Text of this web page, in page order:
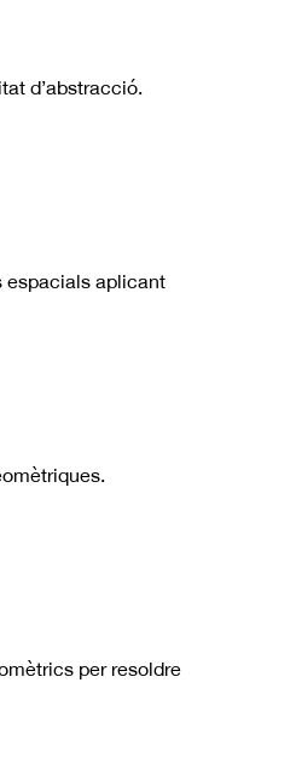
d’abstracció.
espacials aplicant
per resoldre